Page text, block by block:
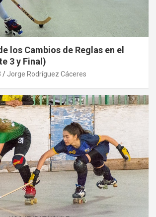
los Cambios de Reglas en el
3 y Final)
Jorge Rodríguez Cáceres